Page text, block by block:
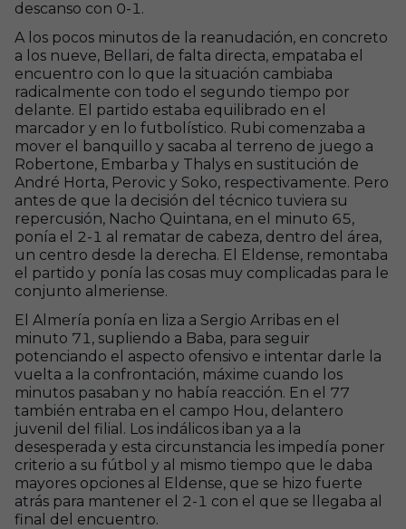
descanso con 0-1.
A los pocos minutos de la reanudación, en concreto
a los nueve, Bellari, de falta directa, empataba el
encuentro con lo que la situación cambiaba
radicalmente con todo el segundo tiempo por
delante. El partido estaba equilibrado en el
marcador y en lo futbolístico. Rubi comenzaba a
mover el banquillo y sacaba al terreno de juego a
Robertone, Embarba y Thalys en sustitución de
André Horta, Perovic y Soko, respectivamente. Pero
antes de que la decisión del técnico tuviera su
repercusión, Nacho Quintana, en el minuto 65,
ponía el 2-1 al rematar de cabeza, dentro del área,
un centro desde la derecha. El Eldense, remontaba
el partido y ponía las cosas muy complicadas para le
conjunto almeriense.
El Almería ponía en liza a Sergio Arribas en el
minuto 71, supliendo a Baba, para seguir
potenciando el aspecto ofensivo e intentar darle la
vuelta a la confrontación, máxime cuando los
minutos pasaban y no había reacción. En el 77
también entraba en el campo Hou, delantero
juvenil del filial. Los indálicos iban ya a la
desesperada y esta circunstancia les impedía poner
criterio a su fútbol y al mismo tiempo que le daba
mayores opciones al Eldense, que se hizo fuerte
atrás para mantener el 2-1 con el que se llegaba al
final del encuentro.